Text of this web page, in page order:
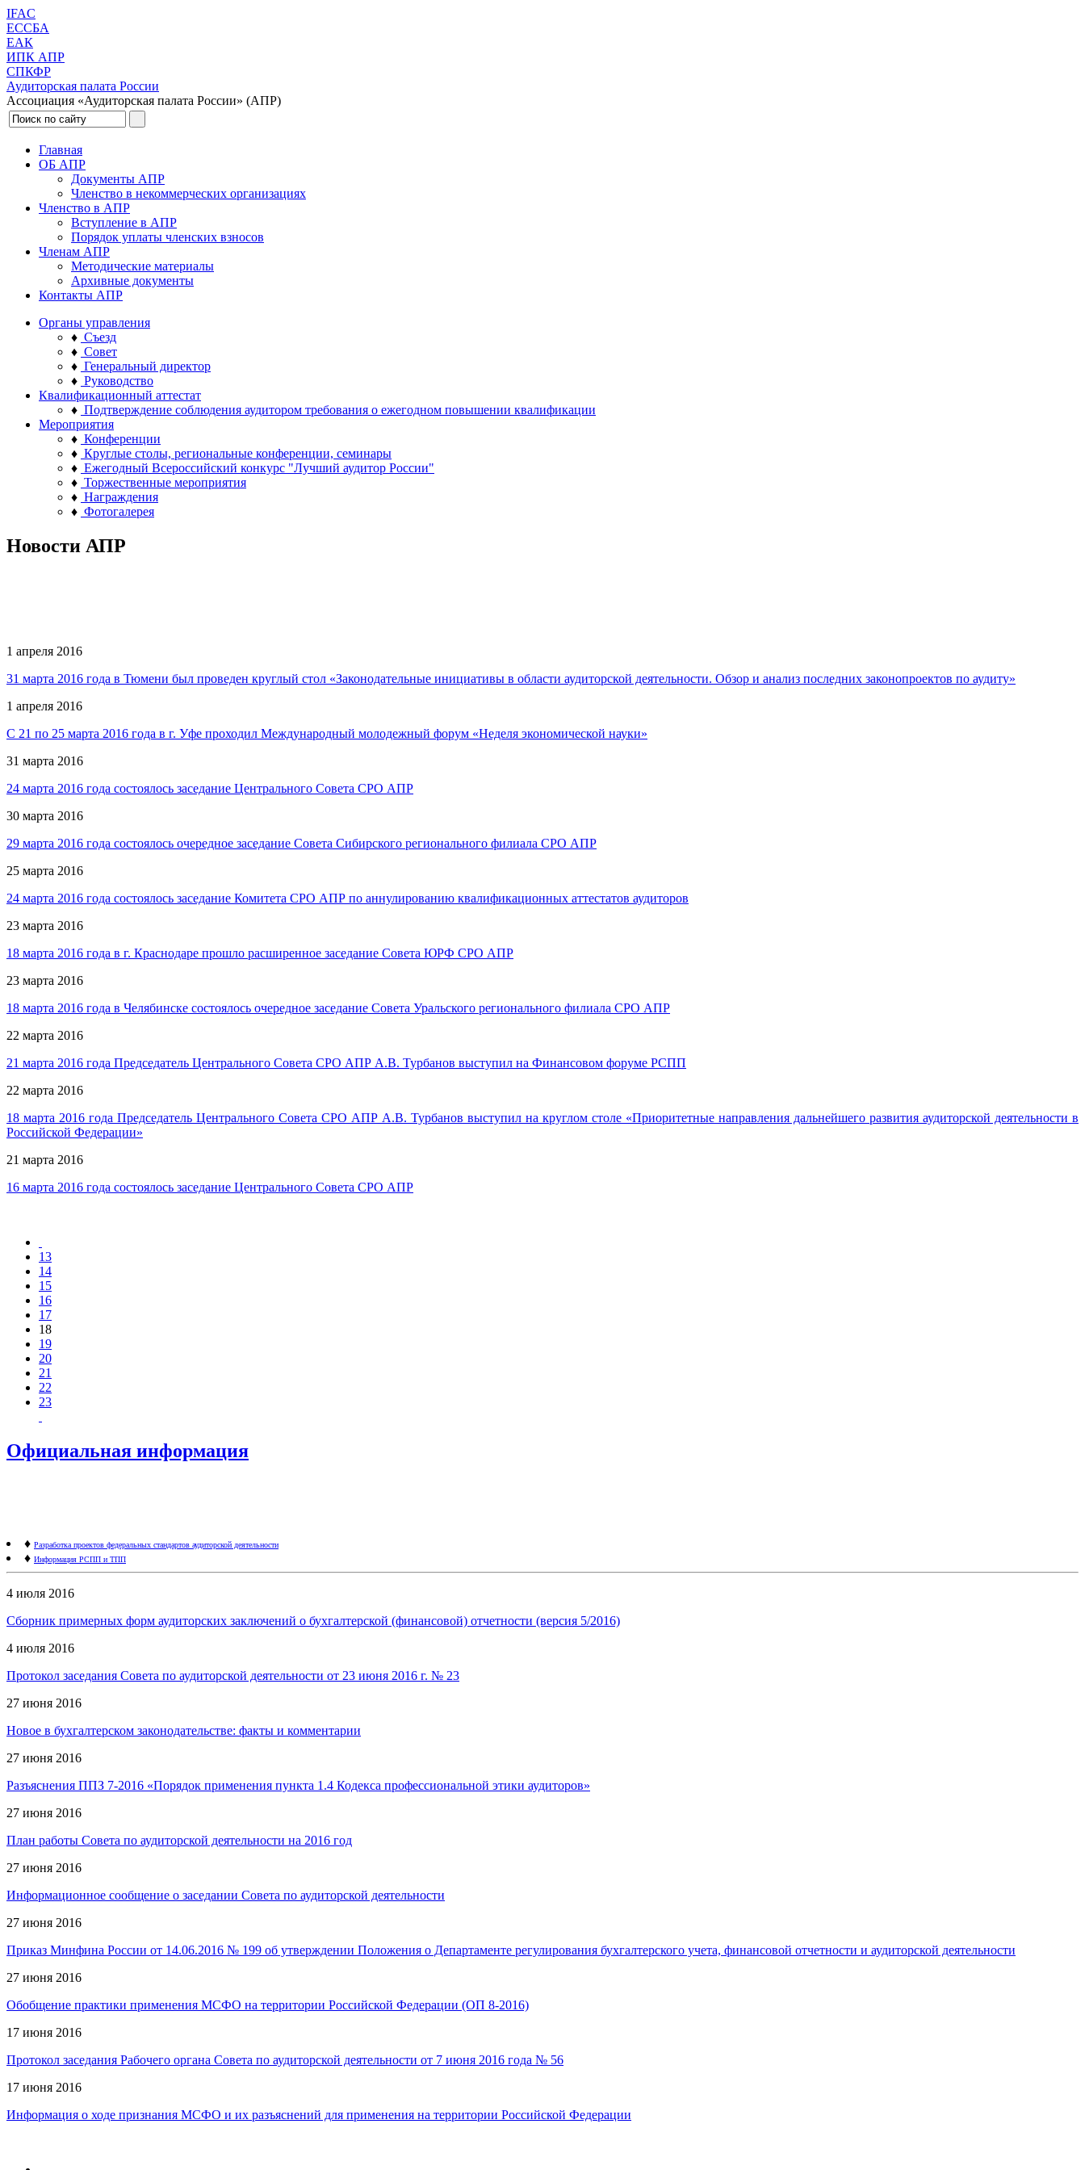
IFAC
ЕССБА
ЕАК
ИПК АПР
СПКФР
Аудиторская палата России
Ассоциация «Аудиторская палата России» (АПР)
Главная
ОБ АПР
Документы АПР
Членство в некоммерческих организациях
Членство в АПР
Вступление в АПР
Порядок уплаты членских взносов
Членам АПР
Методические материалы
Архивные документы
Контакты АПР
Органы управления
♦ Съезд
♦ Совет
♦ Генеральный директор
♦ Руководство
Квалификационный аттестат
♦ Подтверждение соблюдения аудитором требования о ежегодном повышении квалификации
Мероприятия
♦ Конференции
♦ Круглые столы, региональные конференции, семинары
♦ Ежегодный Всероссийский конкурс "Лучший аудитор России"
♦ Торжественные мероприятия
♦ Награждения
♦ Фотогалерея
Новости АПР
1 апреля 2016
31 марта 2016 года в Тюмени был проведен круглый стол «Законодательные инициативы в области аудиторской деятельности. Обзор и анализ последних законопроектов по аудиту»
1 апреля 2016
С 21 по 25 марта 2016 года в г. Уфе проходил Международный молодежный форум «Неделя экономической науки»
31 марта 2016
24 марта 2016 года состоялось заседание Центрального Совета СРО АПР
30 марта 2016
29 марта 2016 года состоялось очередное заседание Совета Сибирского регионального филиала СРО АПР
25 марта 2016
24 марта 2016 года состоялось заседание Комитета СРО АПР по аннулированию квалификационных аттестатов аудиторов
23 марта 2016
18 марта 2016 года в г. Краснодаре прошло расширенное заседание Совета ЮРФ СРО АПР
23 марта 2016
18 марта 2016 года в Челябинске состоялось очередное заседание Совета Уральского регионального филиала СРО АПР
22 марта 2016
21 марта 2016 года Председатель Центрального Совета СРО АПР А.В. Турбанов выступил на Финансовом форуме РСПП
22 марта 2016
18 марта 2016 года Председатель Центрального Совета СРО АПР А.В. Турбанов выступил на круглом столе «Приоритетные направления дальнейшего развития аудиторской деятельности в
Российской Федерации»
21 марта 2016
16 марта 2016 года состоялось заседание Центрального Совета СРО АПР
13
14
15
16
17
18
19
20
21
22
23
Официальная информация
♦ Разработка проектов федеральных стандартов аудиторской деятельности
♦ Информация РСПП и ТПП
4 июля 2016
Сборник примерных форм аудиторских заключений о бухгалтерской (финансовой) отчетности (версия 5/2016)
4 июля 2016
Протокол заседания Совета по аудиторской деятельности от 23 июня 2016 г. № 23
27 июня 2016
Новое в бухгалтерском законодательстве: факты и комментарии
27 июня 2016
Разъяснения ППЗ 7-2016 «Порядок применения пункта 1.4 Кодекса профессиональной этики аудиторов»
27 июня 2016
План работы Совета по аудиторской деятельности на 2016 год
27 июня 2016
Информационное сообщение о заседании Совета по аудиторской деятельности
27 июня 2016
Приказ Минфина России от 14.06.2016 № 199 об утверждении Положения о Департаменте регулирования бухгалтерского учета, финансовой отчетности и аудиторской деятельности
27 июня 2016
Обобщение практики применения МСФО на территории Российской Федерации (ОП 8-2016)
17 июня 2016
Протокол заседания Рабочего органа Совета по аудиторской деятельности от 7 июня 2016 года № 56
17 июня 2016
Информация о ходе признания МСФО и их разъяснений для применения на территории Российской Федерации